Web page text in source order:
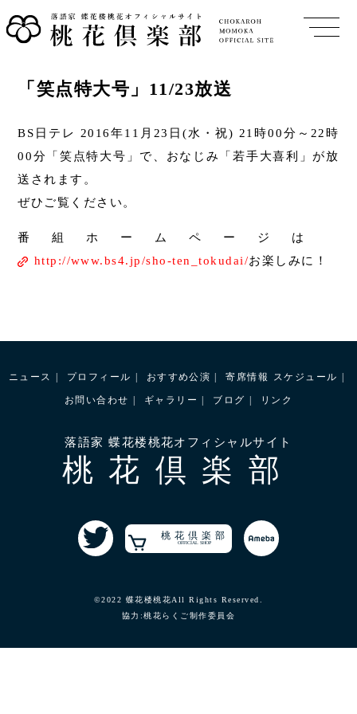
「笑点特大号」11/23放送
BS日テレ 2016年11月23日(水・祝) 21時00分～22時
00分「笑点特大号」で、おなじみ「若手大喜利」が放
送されます。
ぜひご覧ください。
番組ホームページは
http://www.bs4.jp/sho-ten_tokudai/お楽しみに！
ニュース プロフィール おすすめ公演 寄席情報 スケジュール
お問い合わせ ギャラリー ブログ リンク
落語家 蝶花楼桃花オフィシャルサイト
桃花倶楽部
桃花倶楽部
OFFICIAL SHOP
©2022 蝶花楼桃花All Rights Reserved.
協力:桃花らくご制作委員会